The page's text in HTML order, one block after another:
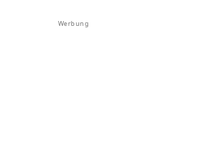
Werbung